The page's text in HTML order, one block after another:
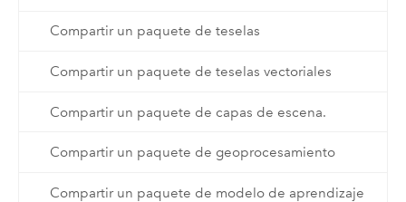
Compartir un paquete de teselas
Compartir un paquete de teselas vectoriales
Compartir un paquete de capas de escena.
Compartir un paquete de geoprocesamiento
Compartir un paquete de modelo de aprendizaje